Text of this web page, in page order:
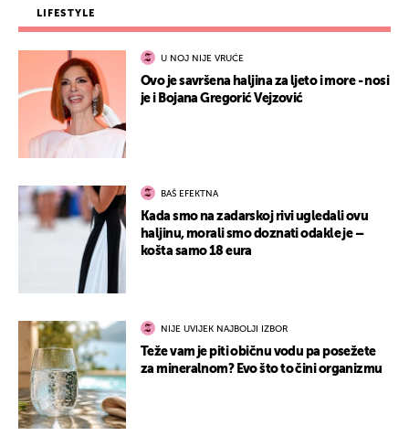
LIFESTYLE
U NOJ NIJE VRUĆE
Ovo je savršena haljina za ljeto i more - nosi
je i Bojana Gregorić Vejzović
BAŠ EFEKTNA
Kada smo na zadarskoj rivi ugledali ovu
haljinu, morali smo doznati odakle je –
košta samo 18 eura
NIJE UVIJEK NAJBOLJI IZBOR
Teže vam je piti običnu vodu pa posežete
za mineralnom? Evo što to čini organizmu